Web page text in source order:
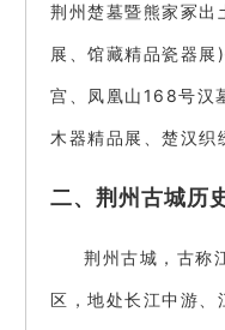
荆州楚墓暨熊家冢出
展、馆藏精品瓷器
宫、凤凰山168号汉
木器精品展、楚汉织
二、荆州古城历
荆州古城，古称
区，地处长江中游、